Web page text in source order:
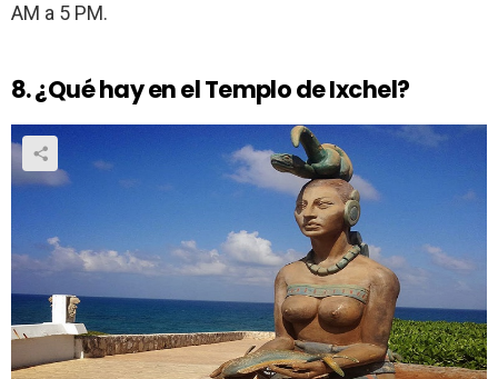
AM a 5 PM.
8. ¿Qué hay en el Templo de Ixchel?